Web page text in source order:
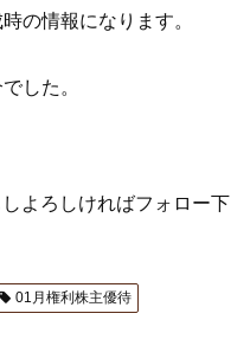
の情報になります。
した。
よろしければフォロー下
01月権利株主優待